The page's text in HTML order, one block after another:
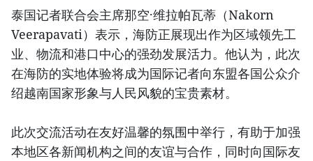
泰国记者联合会主席那空·维拉帕瓦蒂（Nakorn
Veerapavati）表示，海防正展现出作为区域领先工
业、物流和港口中心的强劲发展活力。他认为，此次
在海防的实地体验将成为国际记者向东盟各国公众介
绍越南国家形象与人民风貌的宝贵素材。
此次交流活动在友好温馨的氛围中举行，有助于加强
本地区各新闻机构之间的友谊与合作，同时向国际友